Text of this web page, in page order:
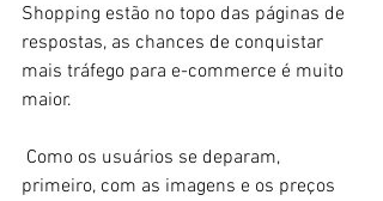
Shopping estão no topo das páginas de
respostas, as chances de conquistar
mais tráfego para e-commerce é muito
maior.
primeiro, com as imagens e os preços